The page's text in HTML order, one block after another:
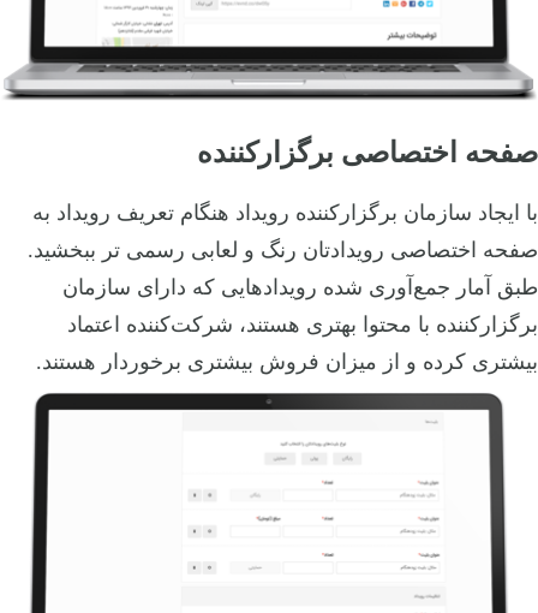
صفحه اختصاصی برگزارکننده
با ایجاد سازمان برگزارکننده رویداد هنگام تعریف رویداد به
صفحه اختصاصی رویدادتان رنگ و لعابی رسمی تر ببخشید.
طبق آمار جمع‌آوری شده رویدادهایی که دارای سازمان
برگزارکننده با محتوا بهتری هستند، شرکت‌کننده اعتماد
بیشتری کرده و از میزان فروش بیشتری برخوردار هستند.